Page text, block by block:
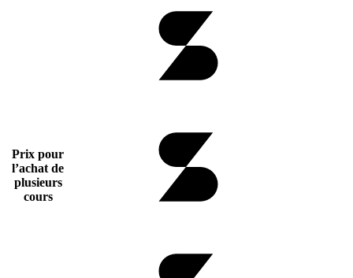
Prix pour
l’achat de
plusieurs
cours